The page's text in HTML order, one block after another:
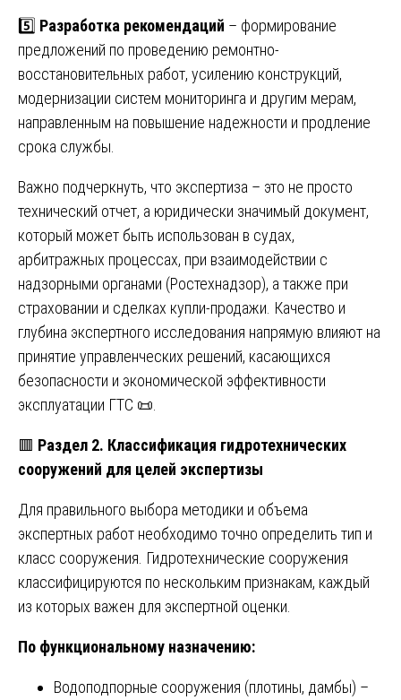
5️⃣ Разработка рекомендаций – формирование
предложений по проведению ремонтно-
восстановительных работ, усилению конструкций,
модернизации систем мониторинга и другим мерам,
направленным на повышение надежности и продление
срока службы.
Важно подчеркнуть, что экспертиза – это не просто
технический отчет, а юридически значимый документ,
который может быть использован в судах,
арбитражных процессах, при взаимодействии с
надзорными органами (Ростехнадзор), а также при
страховании и сделках купли-продажи. Качество и
глубина экспертного исследования напрямую влияют на
принятие управленческих решений, касающихся
безопасности и экономической эффективности
эксплуатации ГТС 📜.
🟥 Раздел 2. Классификация гидротехнических
сооружений для целей экспертизы
Для правильного выбора методики и объема
экспертных работ необходимо точно определить тип и
класс сооружения. Гидротехнические сооружения
классифицируются по нескольким признакам, каждый
из которых важен для экспертной оценки.
По функциональному назначению:
Водоподпорные сооружения (плотины, дамбы) –